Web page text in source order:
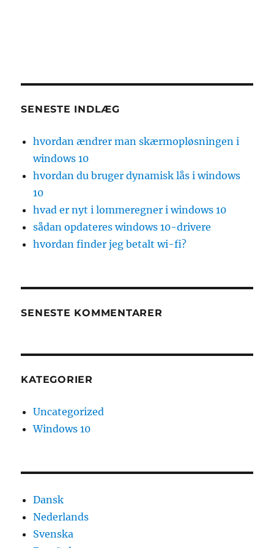
SENESTE INDLÆG
hvordan ændrer man skærmopløsningen i
windows 10
hvordan du bruger dynamisk lås i windows
10
hvad er nyt i lommeregner i windows 10
sådan opdateres windows 10-drivere
hvordan finder jeg betalt wi-fi?
SENESTE KOMMENTARER
KATEGORIER
Uncategorized
Windows 10
Dansk
Nederlands
Svenska